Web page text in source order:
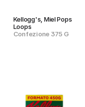
Kellogg's, Miel Pops
Loops
Confezione 375 G